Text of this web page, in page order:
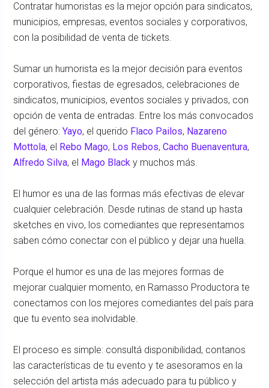
Contratar humoristas es la mejor opción para sindicatos,
municipios, empresas, eventos sociales y corporativos,
con la posibilidad de venta de tickets.
Sumar un humorista es la mejor decisión para eventos
corporativos, fiestas de egresados, celebraciones de
sindicatos, municipios, eventos sociales y privados, con
opción de venta de entradas. Entre los más convocados
del género:Yayo, el querido Flaco Pailos, Nazareno
Mottola, el Rebo Mago, Los Rebos,Cacho Buenaventura,
Alfredo Silva, el Mago Black y muchos más.
El humor es una de las formas más efectivas de elevar
cualquier celebración. Desde rutinas de stand up hasta
sketches en vivo, los comediantes que representamos
saben cómo conectar con el público y dejar una huella.
Porque el humor es una de las mejores formas de
mejorar cualquier momento, en Ramasso Productora te
conectamos con los mejores comediantes del país para
que tu evento sea inolvidable.
El proceso es simple: consultá disponibilidad, contanos
las características de tu evento y te asesoramos en la
selección del artista más adecuado para tu público y